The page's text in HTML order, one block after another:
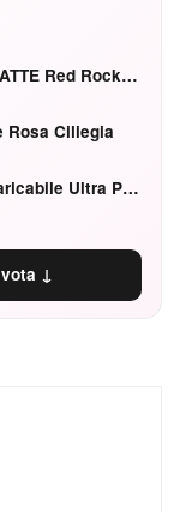
MAC M·A·CXIMAL SILKY MATTE Red Rock mat
Rosa Ciliegia
Hourglass Confession Ricaricabile Ultra Preciso Ad Alta Intensità Secretly Classic Red
↓